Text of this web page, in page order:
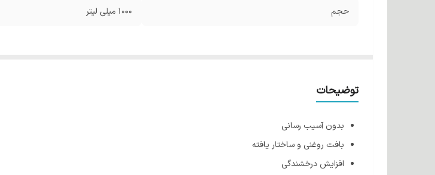
حجم 1000 میلی لیتر
توضیحات
بدون آسیب رسانی
بافت روغنی و ساختار یافته
افزایش درخشندگی